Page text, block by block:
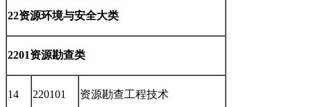
22资源环境与安全大类
2201资源勘查类
14 220101 资源勘查工程技术